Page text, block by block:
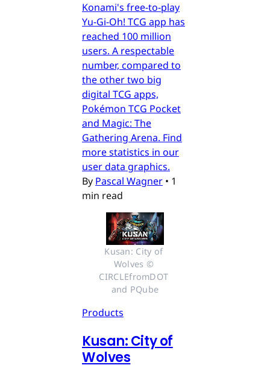
Konami's free-to-play
Yu-Gi-Oh! TCG app has
reached 100 million
users. A respectable
number, compared to
the other two big
digital TCG apps,
Pokémon TCG Pocket
and Magic: The
Gathering Arena. Find
more statistics in our
user data graphics.
By Pascal Wagner • 1
min read
Kusan: City of
Wolves ©
CIRCLEfromDOT
and PQube
Products
Kusan: City of
Wolves